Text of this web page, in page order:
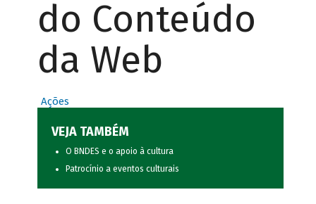
do Conteúdo
da Web
Ações
VEJA TAMBÉM
O BNDES e o apoio à cultura
Patrocínio a eventos culturais